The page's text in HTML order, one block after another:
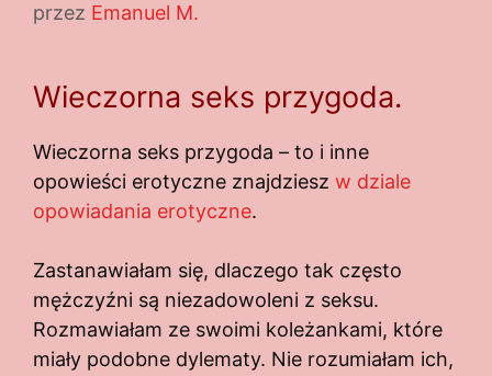
przez Emanuel M.
Wieczorna seks przygoda.
Wieczorna seks przygoda – to i inne
opowieści erotyczne znajdziesz w dziale
opowiadania erotyczne.
Zastanawiałam się, dlaczego tak często
mężczyźni są niezadowoleni z seksu.
Rozmawiałam ze swoimi koleżankami, które
miały podobne dylematy. Nie rozumiałam ich,